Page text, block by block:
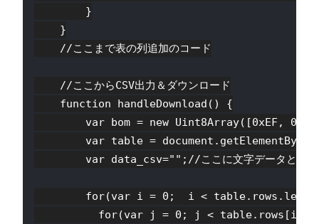
        }
    }
    //ここまで表の列追加のコード
    //ここからCSV出力＆ダウンロード
    function handleDownload() {
var bom = new Uint8Array([0xEF, 0xBB,
var table =
var data_csv="";//ここに文字データとして
for(var i = 0;  i <
for(var j = 0; j <